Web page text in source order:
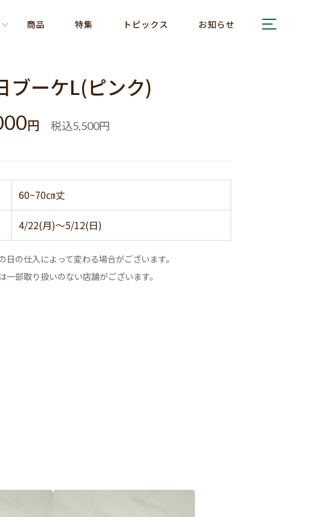
商品 特集 トピックス お知らせ
ブーケL(ピンク)
円 税込5,500円
60~70㎝丈
4/22(月)～5/12(日)
日の仕入によって変わる場合がございます。
一部取り扱いのない店舗がございます。